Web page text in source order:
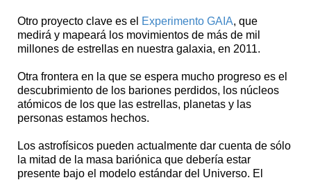
Otro proyecto clave es el Experimento GAIA, que
medirá y mapeará los movimientos de más de mil
millones de estrellas en nuestra galaxia, en 2011.
Otra frontera en la que se espera mucho progreso es el
descubrimiento de los bariones perdidos, los núcleos
atómicos de los que las estrellas, planetas y las
personas estamos hechos.
Los astrofísicos pueden actualmente dar cuenta de sólo
la mitad de la masa bariónica que debería estar
presente bajo el modelo estándar del Universo. El